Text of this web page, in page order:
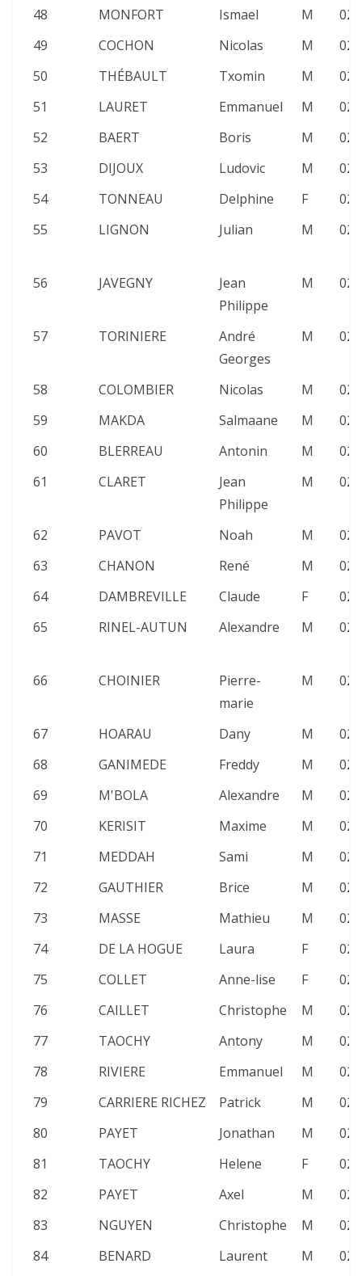
48
MONFORT Ismael M
49
COCHON Nicolas M
50
THÉBAULT Txomin M
51
LAURET Emmanuel M
52
BAERT Boris M
53
DIJOUX Ludovic M
54
TONNEAU Delphine F
55
LIGNON Julian M
56 JAVEGNY
Jean
Philippe
M
57 TORINIERE
André
Georges
M
58 COLOMBIER Nicolas M
59
MAKDA Salmaane M
60
BLERREAU Antonin M
61
CLARET
Jean
Philippe
M
62 PAVOT Noah M
63
CHANON René M
64
DAMBREVILLE Claude F
65
RINEL-AUTUN Alexandre M
66 CHOINIER
Pierre-
marie
M
67 HOARAU Dany M
68
GANIMEDE Freddy M
69
M'BOLA Alexandre M
70
KERISIT Maxime M
71
MEDDAH Sami M
72
GAUTHIER Brice M
73
MASSE Mathieu M
74
DE LA HOGUE Laura F
75
COLLET Anne-lise F
76
CAILLET Christophe M
77
TAOCHY Antony M
78
RIVIERE Emmanuel M
79
CARRIERE RICHEZ Patrick M
80
PAYET Jonathan M
81
TAOCHY Helene F
82
PAYET Axel M
83
NGUYEN Christophe M
84
BENARD Laurent M